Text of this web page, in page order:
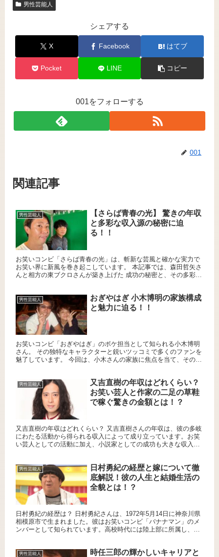
男性芸能人
シェアする
X Facebook はてブ
Pocket LINE コピー
001をフォローする
001
関連記事
男性芸能人
【さらば青春の光】 驚きの年収
と多彩な収入源の秘密に迫
る！！
お笑いコンビ「さらば青春の光」は、斬新な芸風と確かな実力で
お笑い界に新風を巻き起こしています。 本記事では、森田哲矢さ
んと相方の東ブクロさんが築き上げた 成功の秘密と、その多彩な
男性芸能人
おぎやはぎ 小木博明の家族構成
と魅力に迫る！！
お笑いコンビ「おぎやはぎ」のボケ担当として知られる小木博明
さん。 その独特なキャラクターと鋭いツッコミで多くのファンを
魅了しています。 今回は、小木さんの家族に焦点を当て、その魅
男性芸能人
又吉直樹の年収はどれくらい？
お笑い芸人と作家の二足の草鞋
で稼ぐ驚きの金額とは！？
又吉直樹の年収はどれくらい？ 又吉直樹さんの年収は、彼の多岐
にわたる活動から得られる収入によって成り立っています。お笑
い芸人としての活動に加え、小説家としての成功も大きな収入源
男性芸能人
日村勇紀の経歴と嫁について徹
底解説！彼の人生と結婚生活の
全貌とは！？
日村勇紀の経歴は？ 日村勇紀さんは、1972年5月14日に神奈川県
相模原市で生まれました。彼はお笑いコンビ「バナナマン」のメ
ンバーとして知られています。高校時代には陸上部に所属し、卒
男性芸能人
時任三郎の輝かしいキャリアと